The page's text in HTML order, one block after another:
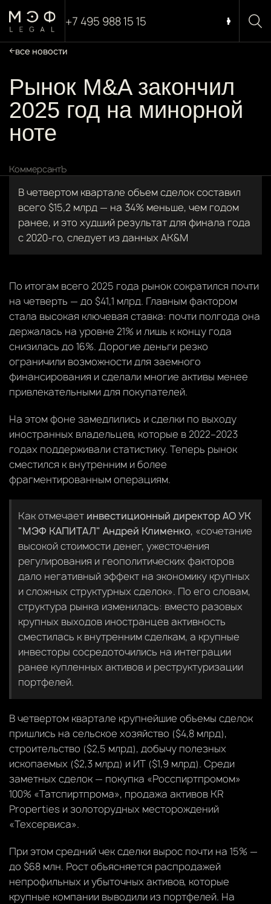
+7 495 988 15 15
все новости
Рынок M&A закончил
2025 год на минорной
ноте
КоммерсантЪ
В четвертом квартале объем сделок составил
всего $15,2 млрд — на 34% меньше, чем годом
ранее, и это худший результат для финала года
с 2020-го, следует из данных AK&M
По итогам всего 2025 года рынок сократился почти
на четверть — до $41,1 млрд. Главным фактором
стала высокая ключевая ставка: почти полгода она
держалась на уровне 21% и лишь к концу года
снизилась до 16%. Дорогие деньги резко
ограничили возможности для заемного
финансирования и сделали многие активы менее
привлекательными для покупателей.
На этом фоне замедлились и сделки по выходу
иностранных владельцев, которые в 2022–2023
годах поддерживали статистику. Теперь рынок
сместился к внутренним и более
фрагментированным операциям.
Как отмечает инвестиционный директор АО УК
"МЭФ КАПИТАЛ" Андрей Клименко, «сочетание
высокой стоимости денег, ужесточения
регулирования и геополитических факторов
дало негативный эффект на экономику крупных
и сложных структурных сделок». По его словам,
структура рынка изменилась: вместо разовых
крупных выходов иностранцев активность
сместилась к внутренним сделкам, а крупные
инвесторы сосредоточились на интеграции
ранее купленных активов и реструктуризации
портфелей.
В четвертом квартале крупнейшие объемы сделок
пришлись на сельское хозяйство ($4,8 млрд),
строительство ($2,5 млрд), добычу полезных
ископаемых ($2,3 млрд) и ИТ ($1,9 млрд). Среди
заметных сделок — покупка «Росспиртпромом»
100% «Татспиртпрома», продажа активов KR
Properties и золоторудных месторождений
«Техсервиса».
При этом средний чек сделки вырос почти на 15% —
до $68 млн. Рост объясняется распродажей
непрофильных и убыточных активов, которые
крупные компании выводили из портфелей. На